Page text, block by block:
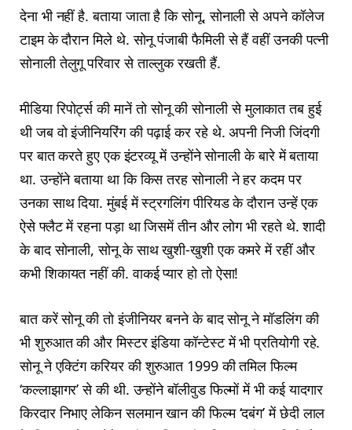
देना भी नहीं है. बताया जाता है कि सोनू, सोनाली से अपने कॉलेज
टाइम के दौरान मिले थे. सोनू पंजाबी फैमिली से हैं वहीं उनकी पत्नी
सोनाली तेलुगू परिवार से ताल्लुक रखती हैं.
मीडिया रिपोर्ट्स की मानें तो सोनू की सोनाली से मुलाकात तब हुई
थी जब वो इंजीनियरिंग की पढ़ाई कर रहे थे. अपनी निजी जिंदगी
पर बात करते हुए एक इंटरव्यू में उन्होंने सोनाली के बारे में बताया
था. उन्होंने बताया था कि किस तरह सोनाली ने हर कदम पर
उनका साथ दिया. मुंबई में स्ट्रगलिंग पीरियड के दौरान उन्हें एक
ऐसे फ्लैट में रहना पड़ा था जिसमें तीन और लोग भी रहते थे. शादी
के बाद सोनाली, सोनू के साथ खुशी-खुशी एक कमरे में रहीं और
कभी शिकायत नहीं की. वाकई प्यार हो तो ऐसा!
बात करें सोनू की तो इंजीनियर बनने के बाद सोनू ने मॉडलिंग की
भी शुरुआत की और मिस्टर इंडिया कॉन्टेस्ट में भी प्रतियोगी रहे.
सोनू ने एक्टिंग करियर की शुरुआत 1999 की तमिल फिल्म
‘कल्लाझागर’ से की थी. उन्होंने बॉलीवुड फिल्मों में भी कई यादगार
किरदार निभाए लेकिन सलमान खान की फिल्म ‘दबंग’ में छेदी लाल